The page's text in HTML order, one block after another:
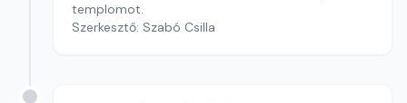
templomot.
Szerkesztő: Szabó Csilla